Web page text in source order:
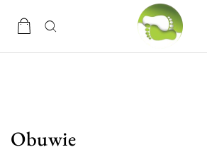
Obuwie